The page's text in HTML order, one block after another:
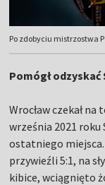
Po zdobyciu mistrzostwa
Pomógł
Wrocław czekał
września 2021 roku
ostatniego
przywieźli 5:1, na
kibice, wciągnięto